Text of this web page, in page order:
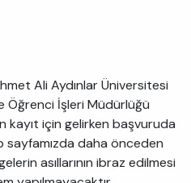
Ali Aydınlar Üniversitesi
Öğrenci İşleri Müdürlüğü
kayıt için gelirken başvuruda
daha önceden
asıllarının ibraz edilmesi